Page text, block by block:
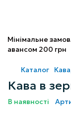
Мінімальне
авансом 200 грн
Каталог
Кава в
В наявності